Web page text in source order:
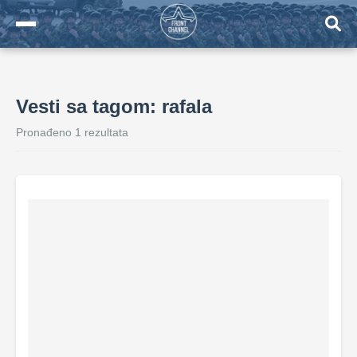
Vesti sa tagom: rafala
Pronađeno 1 rezultata